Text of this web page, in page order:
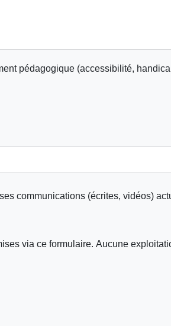
pédagogique (accessibilité,
communications (écrites, vidéos)
via ce formulaire. Aucune